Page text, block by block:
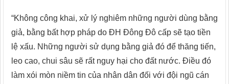
“Không công khai, xử lý nghiêm những người dùng bằng
giả, bằng bất hợp pháp do ĐH Đông Đô cấp sẽ tạo tiền
lệ xấu. Những người sử dụng bằng giả đó để thăng tiến,
leo cao, chui sâu sẽ rất nguy hại cho đất nước. Điều đó
làm xói mòn niềm tin của nhân dân đối với đội ngũ cán